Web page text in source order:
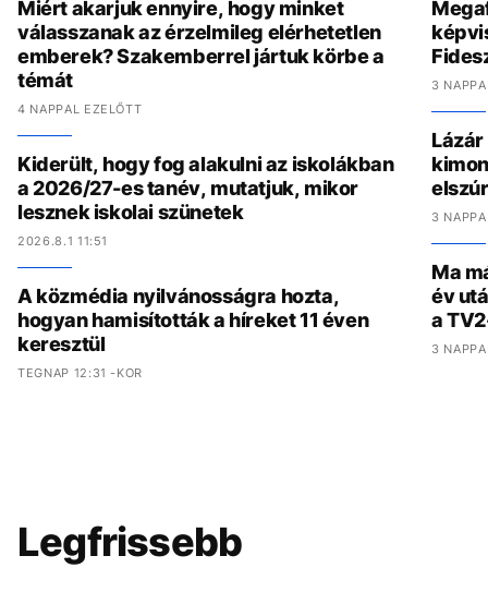
Miért akarjuk ennyire, hogy minket
válasszanak az érzelmileg elérhetetlen
emberek? Szakemberrel jártuk körbe a
témát
4 NAPPAL EZELŐTT
Kiderült, hogy fog alakulni az iskolákban
a 2026/27-es tanév, mutatjuk, mikor
lesznek iskolai szünetek
2026.8.1 11:51
A közmédia nyilvánosságra hozta,
hogyan hamisították a híreket 11 éven
keresztül
TEGNAP 12:31 -KOR
3
3
Ma
év
a
3
Legfrissebb